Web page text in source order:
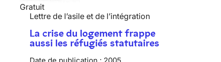
Gratuit
Lettre de l’asile et de l’intégration
La crise du logement frappe
aussi les réfugiés statutaires